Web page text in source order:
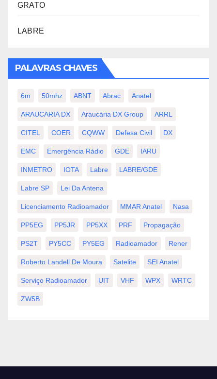
GRATO
LABRE
PALAVRAS CHAVES
6m 50mhz ABNT Abrac Anatel
ARAUCARIA DX Araucária DX Group ARRL
CITEL COER CQWW Defesa Civil DX
EMC Emergência Rádio GDE IARU
INMETRO IOTA Labre LABRE/GDE
Labre SP Lei Da Antena
Licenciamento Radioamador MMAR Anatel Nasa
PP5EG PP5JR PP5XX PRF Propagação
PS2T PY5CC PY5EG Radioamador Rener
Roberto Landell De Moura Satelite SEI Anatel
Serviço Radioamador UIT VHF WPX WRTC
ZW5B